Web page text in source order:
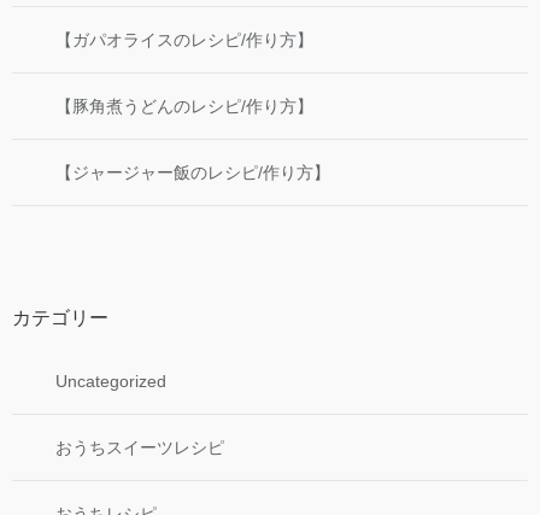
【ガパオライスのレシピ/作り方】
【豚角煮うどんのレシピ/作り方】
【ジャージャー飯のレシピ/作り方】
カテゴリー
Uncategorized
おうちスイーツレシピ